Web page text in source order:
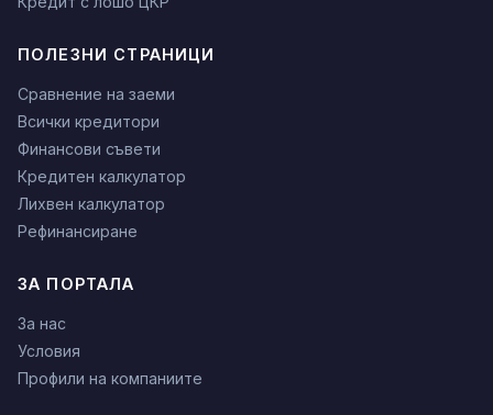
ПОЛЕЗНИ СТРАНИЦИ
Сравнение на заеми
Всички кредитори
Финансови съвети
Кредитен калкулатор
Лихвен калкулатор
Рефинансиране
ЗА ПОРТАЛА
За нас
Условия
Профили на компаниите